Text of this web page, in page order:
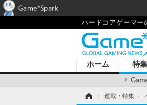
ハードコアゲーマー
ホーム 特集
› 連載・特集 ›
Game*Spark